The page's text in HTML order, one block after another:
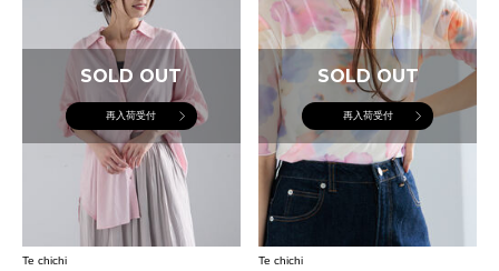
SOLD OUT
再入荷受付
Te chichi
SOLD OUT
再入荷受付
Te chichi